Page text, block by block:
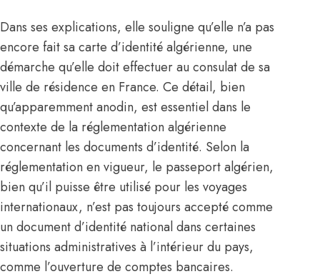
Dans ses explications, elle souligne qu’elle n’a pas
encore fait sa carte d’identité algérienne, une
démarche qu’elle doit effectuer au consulat de sa
ville de résidence en France. Ce détail, bien
qu’apparemment anodin, est essentiel dans le
contexte de la réglementation algérienne
concernant les documents d’identité. Selon la
réglementation en vigueur, le passeportalgérien,
bien qu’il puisse être utilisé pour les voyages
internationaux, n’est pas toujours accepté comme
un document d’identité national dans certaines
situations administratives à l’intérieur du pays,
comme l’ouverture de comptes bancaires.